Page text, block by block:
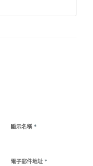
顯示名稱 *
電子郵件地址 *